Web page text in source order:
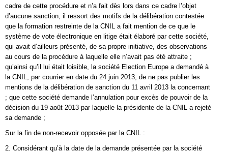
cadre de cette procédure et n’a fait dès lors dans ce cadre l’objet
d’aucune sanction, il ressort des motifs de la délibération contestée
que la formation restreinte de la CNIL a fait mention de ce que le
système de vote électronique en litige était élaboré par cette société,
qui avait d’ailleurs présenté, de sa propre initiative, des observations
au cours de la procédure à laquelle elle n’avait pas été attraite ;
qu’ainsi qu’il lui était loisible, la société Election Europe a demandé à
la CNIL, par courrier en date du 24 juin 2013, de ne pas publier les
mentions de la délibération de sanction du 11 avril 2013 la concernant
; que cette société demande l’annulation pour excès de pouvoir de la
décision du 19 août 2013 par laquelle la présidente de la CNIL a rejeté
sa demande ;
Sur la fin de non-recevoir opposée par la CNIL :
2. Considérant qu’à la date de la demande présentée par la société